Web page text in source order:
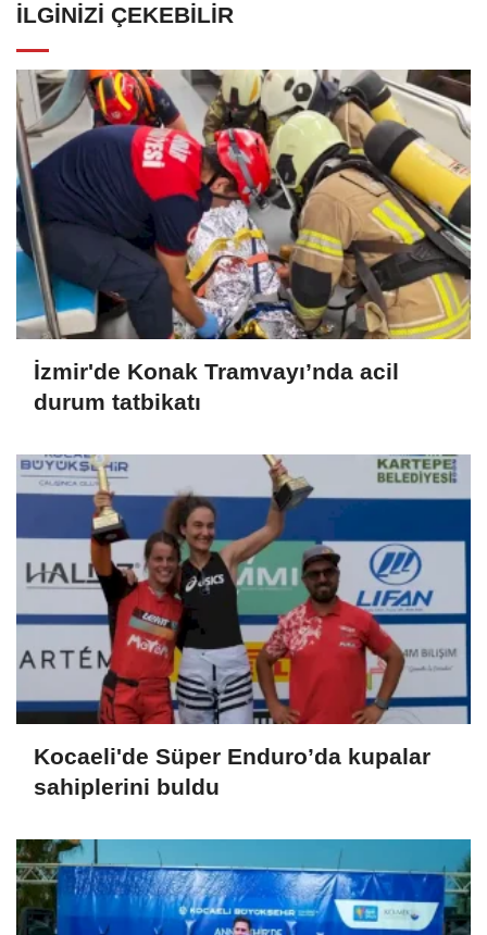
İLGINIZI ÇEKEBILIR
İzmir'de Konak Tramvayı’nda acil
durum tatbikatı
Kocaeli'de Süper Enduro’da kupalar
sahiplerini buldu